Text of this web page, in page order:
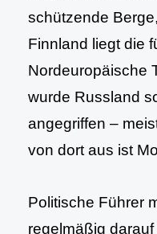
schützende
Finnland liegt die
Nordeuropäische
wurde Russland
angegriffen –
von dort aus ist
Politische Führer
regelmäßig